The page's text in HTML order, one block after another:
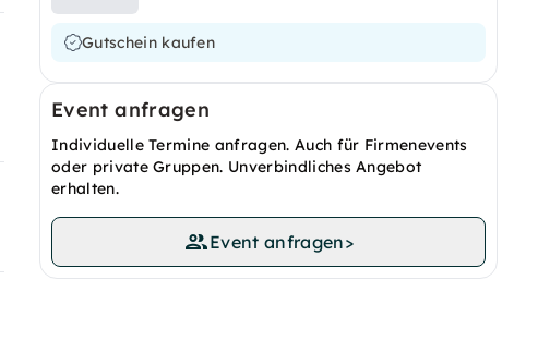
Gutschein kaufen
Event anfragen
Individuelle Termine anfragen. Auch für Firmenevents
oder private Gruppen. Unverbindliches Angebot
erhalten.
Event anfragen>